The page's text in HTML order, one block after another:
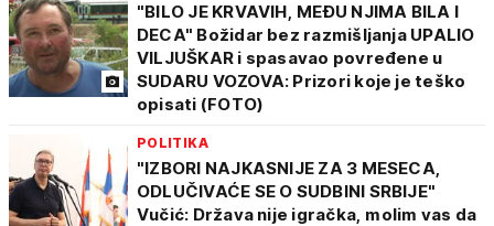
"BILO JE KRVAVIH, MEĐU NJIMA BILA I
DECA" Božidar bez razmišljanja UPALIO
VILJUŠKAR i spasavao povređene u
SUDARU VOZOVA: Prizori koje je teško
opisati (FOTO)
POLITIKA
"IZBORI NAJKASNIJE ZA 3 MESECA,
ODLUČIVAĆE SE O SUDBINI SRBIJE"
Vučić: Država nije igračka, molim vas da